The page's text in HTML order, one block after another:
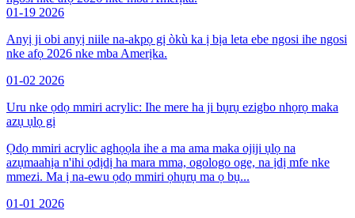
01-19 2026
Anyị ji obi anyị niile na-akpọ gị òkù ka ị bịa leta ebe ngosi ihe ngosi
nke afọ 2026 nke mba Amerịka.
01-02 2026
Uru nke ọdọ mmiri acrylic: Ihe mere ha ji bụrụ ezigbo nhọrọ maka
azụ ụlọ gị
Ọdọ mmiri acrylic aghọọla ihe a ma ama maka ojiji ụlọ na
azụmaahịa n'ihi ọdịdị ha mara mma, ogologo oge, na ịdị mfe nke
mmezi. Ma ị na-ewu ọdọ mmiri ọhụrụ ma ọ bụ...
01-01 2026